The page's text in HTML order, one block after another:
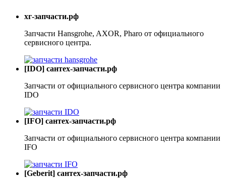
хг-запчасти.рф
Запчасти Hansgrohe, AXOR, Pharo от официального
сервисного центра.
[IDO] сантех-запчасти.рф
Запчасти от официального сервисного центра компании
IDO
[IFO] сантех-запчасти.рф
Запчасти от официального сервисного центра компании
IFO
[Geberit] сантех-запчасти.рф